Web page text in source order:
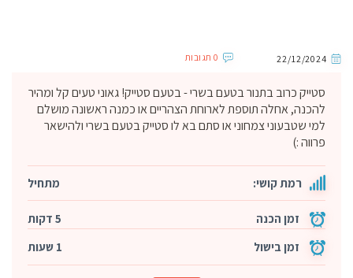
22/12/2024 0 תגובות
סטייק כרוב בתנור בטעם בשרי - בטעם סטייק! גאוני טעים קל ומהיר
להכנה, אחלה תוספת לארוחת הצהריים או כמנה ראשונה מושלם
למי שטבעוני צמחוני או סתם בא לו סטייק בטעם בשרי ולהישאר
פרווה :)
רמת קושי: מתחיל
זמן הכנה
5 דקות
זמן בישול
1 שעות